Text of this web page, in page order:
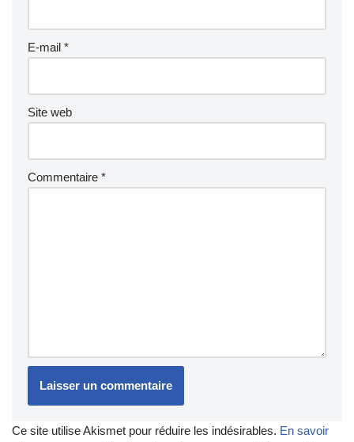
E-mail *
Site web
Commentaire *
Ce site utilise Akismet pour réduire les indésirables. En savoir